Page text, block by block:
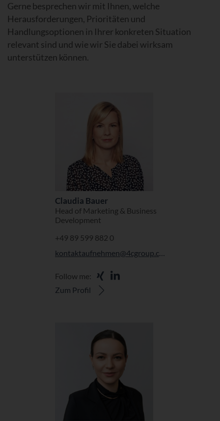
Gerne besprechen wir mit Ihnen, welche
Herausforderungen, Prioritäten und
Handlungsoptionen in Ihrer konkreten Situation
relevant sind und wie wir Sie dabei wirksam
unterstützen können.
Claudia Bauer
Head of Marketing & Business
Development
+49 89 599 882 0
Follow me:
Zum Profil